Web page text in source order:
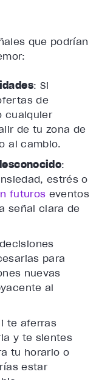
que podrían
: Si
de
cualquier
de tu zona de
al cambio.
:
estrés o
futuros eventos
señal clara de
para
nuevas
al
te aferras
y te sientes
tu horario o
estar